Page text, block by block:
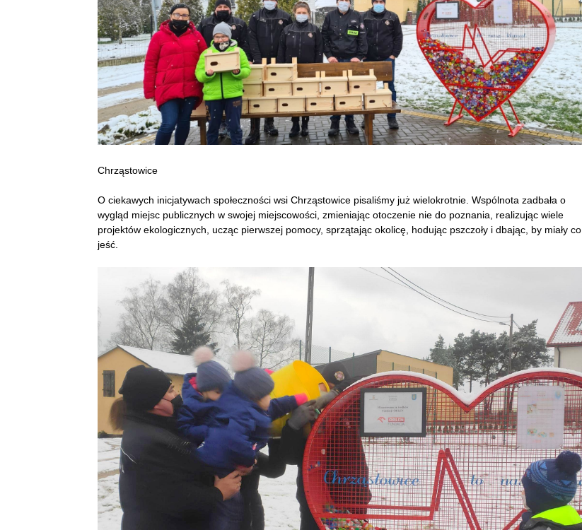
Chrząstowice
O ciekawych inicjatywach społeczności wsi Chrząstowice pisaliśmy już wielokrotnie. Wspólnota zadbała o
wygląd miejsc publicznych w swojej miejscowości, zmieniając otoczenie nie do poznania, realizując wiele
projektów ekologicznych, ucząc pierwszej pomocy, sprzątając okolicę, hodując pszczoły i dbając, by miały co
jeść.